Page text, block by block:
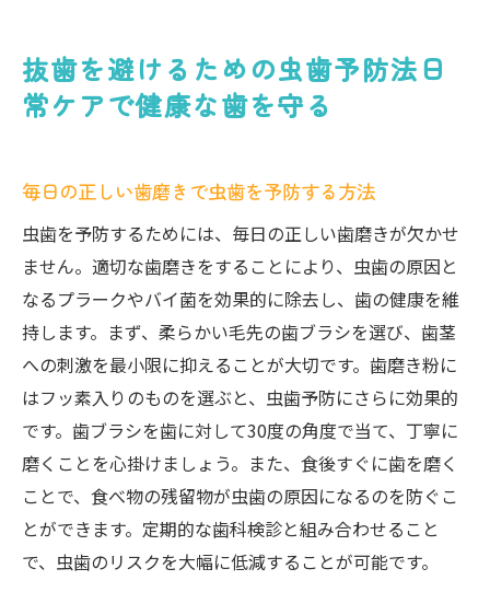
虫歯を防ぐために知っておきたい口腔衛生
の基本
虫歯の進行を防ぐ定期検診で抜歯のリスクを大
幅に低減
定期的な歯科検診が虫歯予防に不可欠な理
由
歯科検診でチェックされる重要なポイント
早期発見のメリットとその具体的な影響
歯科医が推奨する検診頻度とその理由
検診で受けられるプロフェッショナルクリ
ーニングの効果
虫歯の進行を防ぐための検診後のアフター
ケア
フッ素塗布の効果的な活用で虫歯を遠ざける方
抜歯を避けるための虫歯予防法日
常ケアで健康な歯を守る
毎日の正しい歯磨きで虫歯を予防する方法
虫歯を予防するためには、毎日の正しい歯磨きが欠かせ
ません。適切な歯磨きをすることにより、虫歯の原因と
なるプラークやバイ菌を効果的に除去し、歯の健康を維
持します。まず、柔らかい毛先の歯ブラシを選び、歯茎
への刺激を最小限に抑えることが大切です。歯磨き粉に
はフッ素入りのものを選ぶと、虫歯予防にさらに効果的
です。歯ブラシを歯に対して30度の角度で当て、丁寧に
磨くことを心掛けましょう。また、食後すぐに歯を磨く
ことで、食べ物の残留物が虫歯の原因になるのを防ぐこ
とができます。定期的な歯科検診と組み合わせること
で、虫歯のリスクを大幅に低減することが可能です。